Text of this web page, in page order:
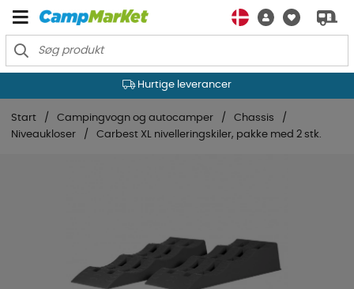
Hurtige leverancer
Start Campingvogn og autocamper
Chassis
Niveaukloser
Carbest XL nivelleringskiler, pakke med 2 stk.